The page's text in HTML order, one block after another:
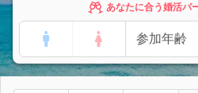
あなたに合う婚活パ